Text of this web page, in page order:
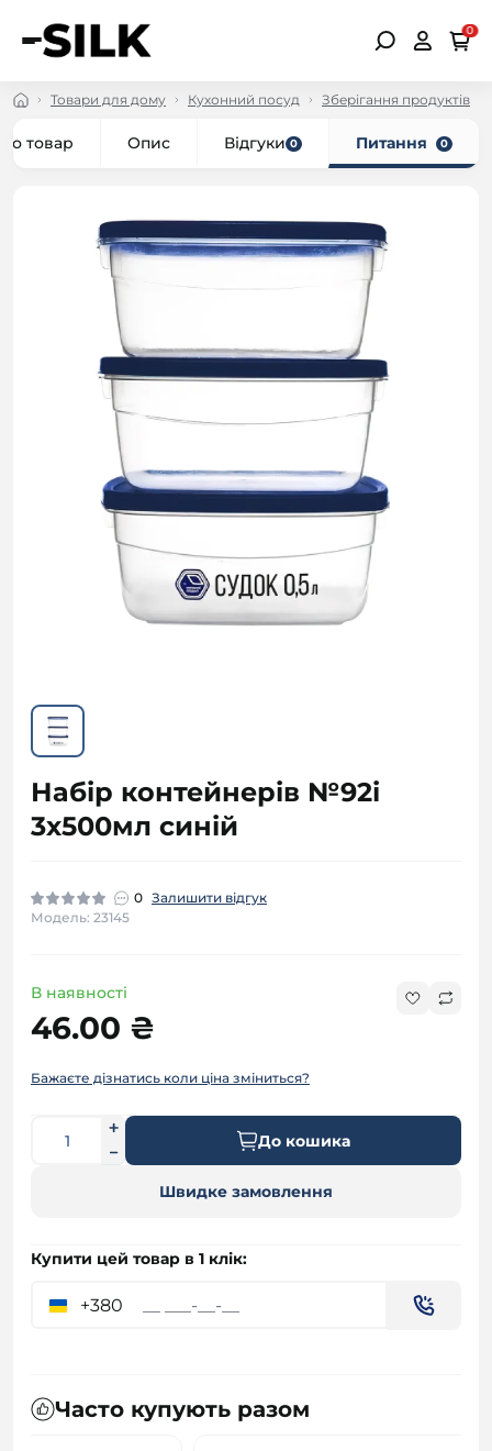
0
Товари для дому Кухонний посуд Зберігання продуктів
товар Опис Відгуки 0 Питання 0
Набір контейнерів №92і
3х500мл синій
0 Залишити відгук
Модель: 23145
В наявності
46.00 ₴
Бажаєте дізнатись коли ціна зміниться?
До кошика
Швидке замовлення
Купити цей товар в 1 клік:
+380
Часто купують разом